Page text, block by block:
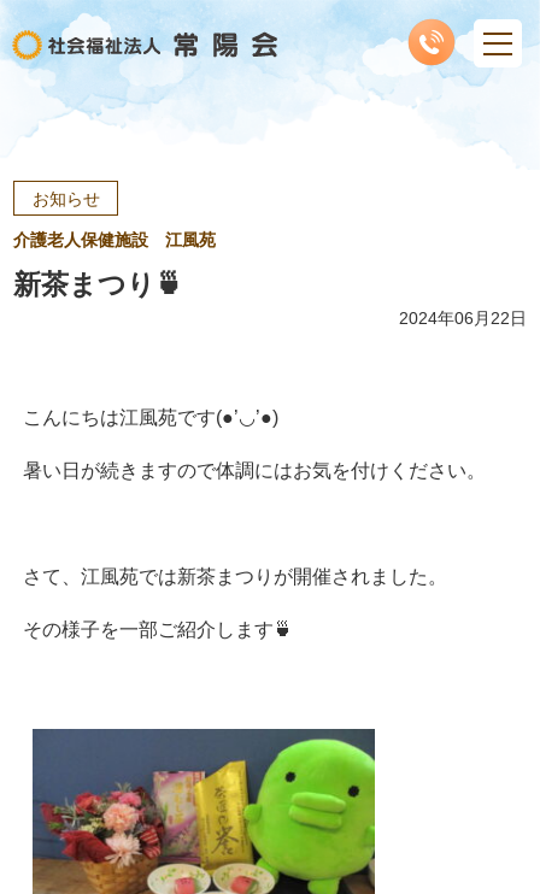
お知らせ
介護老人保健施設 江風苑
新茶まつり🍵
2024年06月22日
こんにちは江風苑です(●’◡’●)
暑い日が続きますので体調にはお気を付けください。
さて、江風苑では新茶まつりが開催されました。
その様子を一部ご紹介します🍵